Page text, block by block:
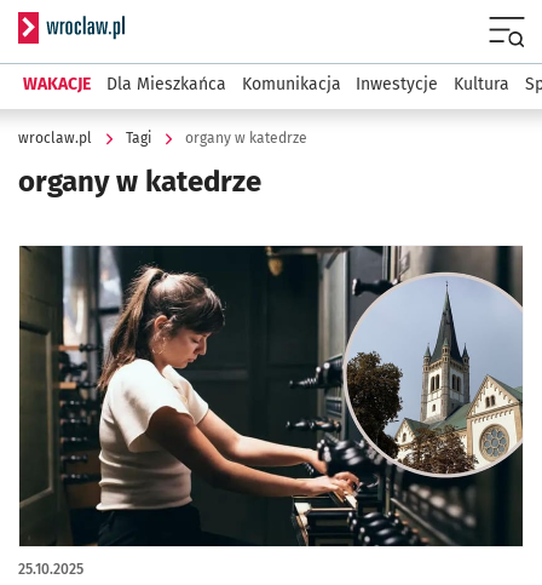
Serwis informacyjny wroclaw.pl
WAKACJE Dla Mieszkańca Komunikacja Inwestycje Kultura
wroclaw.pl Tagi organy w katedrze
organy w katedrze
25.10.2025